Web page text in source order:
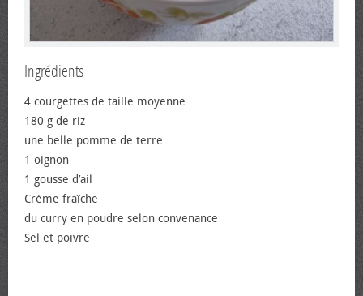
Ingrédients
4 courgettes de taille moyenne
180 g de riz
une belle pomme de terre
1 oignon
1 gousse d’ail
Crème fraîche
du curry en poudre selon convenance
Sel et poivre